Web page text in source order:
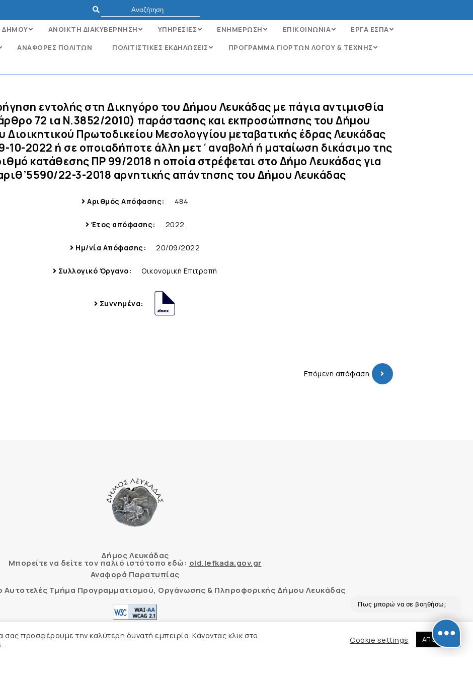
ΔΗΜΟΥ ΑΝΟΙΚΤΗ ΔΙΑΚΥΒΕΡΝΗΣΗ ΥΠΗΡΕΣΙΕΣ ΕΝΗΜΕΡΩΣΗ ΕΠΙΚΟΙΝΩΝΙΑ
ΕΡΓΑ ΕΣΠΑ
ΑΝΑΦΟΡΈΣ ΠΟΛΙΤΏΝ ΠΟΛΙΤΙΣΤΙΚΕΣ ΕΚΔΗΛΩΣΕΙΣ
ΠΡΟΓΡΑΜΜΑ ΓΙΟΡΤΩΝ ΛΟΓΟΥ & ΤΕΧΝΗΣ
εντολής στη Δικηγόρο του Δήμου Λευκάδας με πάγια αντιμισθία
72 ια Ν.3852/2010) παράστασης και εκπροσώπησης του Δήμου
Διοικητικού Πρωτοδικείου Μεσολογγίου μεταβατικής έδρας Λευκάδας
10-2022 ή σε οποιαδήποτε άλλη μετ΄αναβολή ή ματαίωση δικάσιμο της
κατάθεσης ΠΡ 99/2018 η οποία στρέφεται στο Δήμο Λευκάδας για
22-3-2018 αρνητικής απάντησης του Δήμου Λευκάδας
Αριθμός Απόφασης: 484
Έτος απόφασης: 2022
Ημ/νία Απόφασης: 20/09/2022
Συλλογικό Όργανο: Οικονομική Επιτροπή
Συννημένα:
Επόμενη απόφαση
Δήμος Λευκάδας
Μπορείτε να δείτε τον παλιό ιστότοπο εδώ: old.lefkada.gov.gr
Αναφορά Παρατυπίας
Αυτοτελές Τμήμα Προγραμματισμού, Οργάνωσης & Πληροφορικής Δήμου Λευκάδας
δικτυακού τόπου με βάση το πρότυπο WCAG 2.1 AA και με το εργαλείο “AChecker”
προσφέρουμε την καλύτερη δυνατή εμπειρία. Κάνοντας κλικ στο
Cookie settings ΑΠΟΔΟΧΗ
Πως μπορώ να σε βοηθήσω;